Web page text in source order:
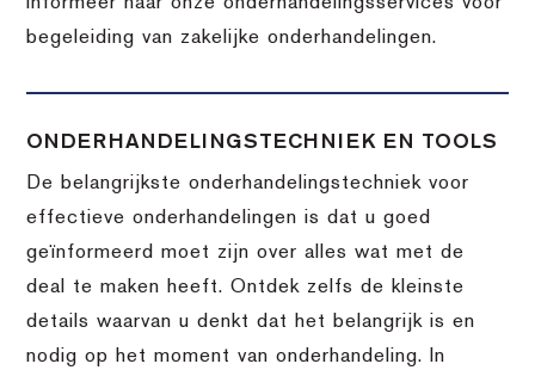
begeleiding van zakelijke onderhandelingen.
ONDERHANDELINGSTECHNIEK EN TOOLS
De belangrijkste onderhandelingstechniek voor
effectieve onderhandelingen is dat u goed
geïnformeerd moet zijn over alles wat met de
deal te maken heeft. Ontdek zelfs de kleinste
details waarvan u denkt dat het belangrijk is en
nodig op het moment van onderhandeling. In